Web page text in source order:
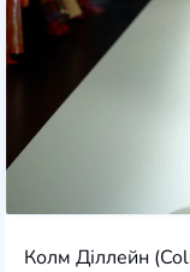
Колм Діллейн